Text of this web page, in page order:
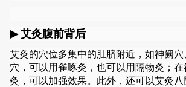
▶ 艾灸腹前背后
艾灸的穴位多集中的肚脐附近，如神阙
穴，可以用雀啄灸，也可以用隔物灸；
灸，可以加强效果。此外，还可以艾灸